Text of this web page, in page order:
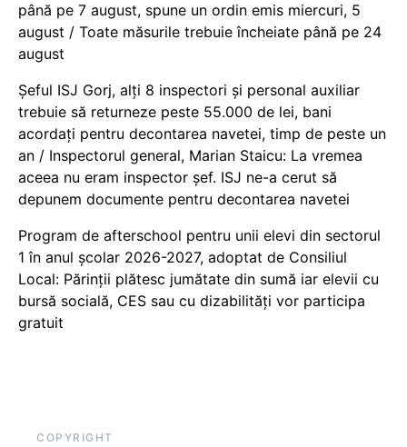
până pe 7 august, spune un ordin emis miercuri, 5
august / Toate măsurile trebuie încheiate până pe 24
august
Șeful ISJ Gorj, alți 8 inspectori și personal auxiliar
trebuie să returneze peste 55.000 de lei, bani
acordați pentru decontarea navetei, timp de peste un
an / Inspectorul general, Marian Staicu: La vremea
aceea nu eram inspector șef. ISJ ne-a cerut să
depunem documente pentru decontarea navetei
Program de afterschool pentru unii elevi din sectorul
1 în anul școlar 2026-2027, adoptat de Consiliul
Local: Părinții plătesc jumătate din sumă iar elevii cu
bursă socială, CES sau cu dizabilităţi vor participa
gratuit
COPYRIGHT